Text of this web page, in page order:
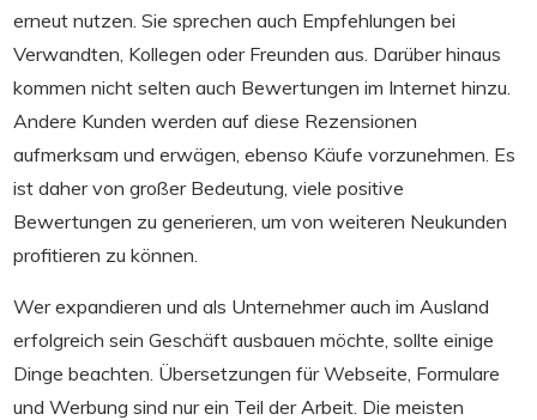
erneut nutzen. Sie sprechen auch Empfehlungen bei
Verwandten, Kollegen oder Freunden aus. Darüber hinaus
kommen nicht selten auch Bewertungen im Internet hinzu.
Andere Kunden werden auf diese Rezensionen
aufmerksam und erwägen, ebenso Käufe vorzunehmen. Es
ist daher von großer Bedeutung, viele positive
Bewertungen zu generieren, um von weiteren Neukunden
profitieren zu können.
Wer expandieren und als Unternehmer auch im Ausland
erfolgreich sein Geschäft ausbauen möchte, sollte einige
Dinge beachten. Übersetzungen für Webseite, Formulare
und Werbung sind nur ein Teil der Arbeit. Die meisten